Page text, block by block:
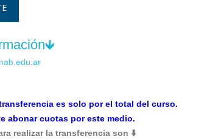
es solo por el total del curso.
abonar cuotas por este medio.
realizar la transferencia son ⬇️